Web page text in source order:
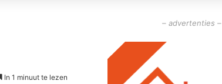
In 1 minuut te lezen
– advertenties –